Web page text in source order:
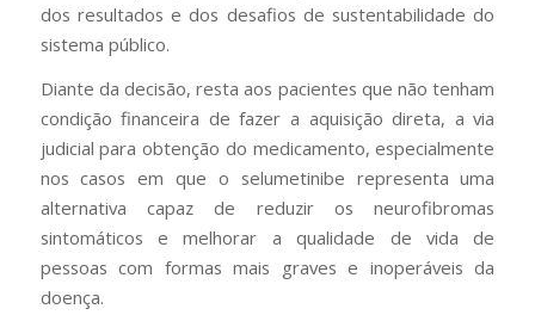
dos resultados e dos desafios de sustentabilidade do
sistema público.
Diante da decisão, resta aos pacientes que não tenham
condição financeira de fazer a aquisição direta, a via
judicial para obtenção do medicamento, especialmente
nos casos em que o selumetinibe representa uma
alternativa capaz de reduzir os neurofibromas
sintomáticos e melhorar a qualidade de vida de
pessoas com formas mais graves e inoperáveis da
doença.